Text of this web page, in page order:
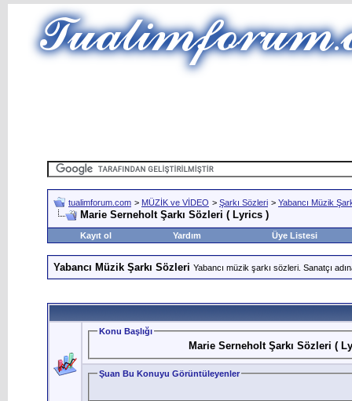
tualimforum.com > MÜZİK ve VİDEO > Şarkı Sözleri > Yabancı Müzik
Marie Serneholt Şarkı Sözleri ( Lyrics )
Kayıt ol Yardım Üye Listesi
Yabancı Müzik Şarkı Sözleri Yabancı müzik şarkı sözleri. Sanatçı
Konu Başlığı
Marie Serneholt Şarkı Sözleri (
Şuan Bu Konuyu Görüntüleyenler